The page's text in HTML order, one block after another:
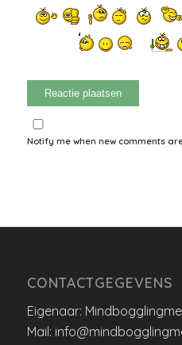
Notify me when new comments
CONTACTGEGEVENS
Eigenaar:
Mail: